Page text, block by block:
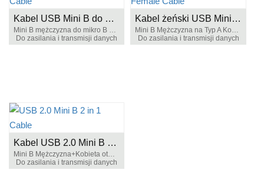
Kabel USB Mini B do Micro B
Mini B mężczyzna do mikro B mężczyzna
Do zasilania i transmisji danych
Kabel żeński USB Mini B do żeńskiego typu A
Mini B Mężczyzna na Typ A Kobieta
Do zasilania i transmisji danych
Kabel USB 2.0 Mini B 2 w 1
Mini B Mężczyzna+Kobieta otwiera
Do zasilania i transmisji danych